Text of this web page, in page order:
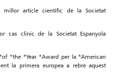
millor article científic de la Societat
cas clínic de la Societat Espanyola
*the *Year *Award per la *American
la primera europea a rebre aquest